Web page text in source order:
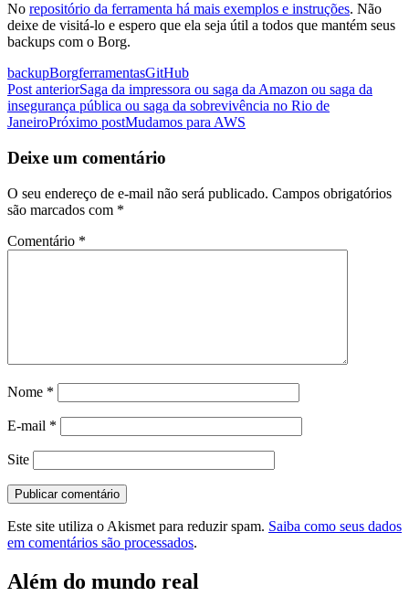
No repositório da ferramenta há mais exemplos e instruções. Não
deixe de visitá-lo e espero que ela seja útil a todos que mantém seus
backups com o Borg.
backupBorgferramentasGitHub
Navegação
de
Post anteriorSaga da impressora ou saga da Amazon ou saga da
insegurança pública ou saga da sobrevivência no Rio de
JaneiroPróximo postMudamos para AWS
Deixe um comentário
O seu endereço de e-mail não será publicado. Campos obrigatórios
são marcados com *
Comentário *
Nome *
E-mail *
Site
Este site utiliza o Akismet para reduzir spam. Saiba como seus dados
em comentários são processados.
Além do mundo real